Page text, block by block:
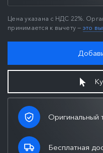
Цена указана с НДС 22%.
принимается к вычету — это
Оригинальный
Бесплатная